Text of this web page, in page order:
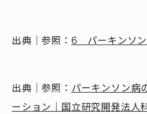
出典｜参照： 6 パーキンソン
出典｜参照： パーキンソン病
ーション｜国立研究開発法人